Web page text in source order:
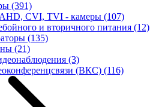
(391)
CVI, TVI - камеры (107)
и вторичного питания (12)
(135)
(21)
(3)
(ВКС) (116)